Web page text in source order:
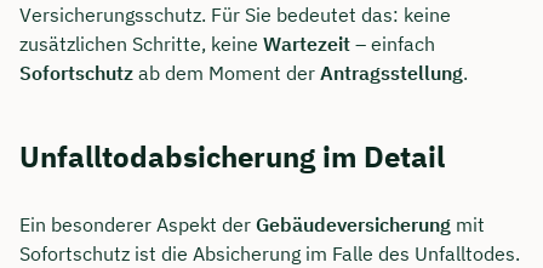
Versicherungsschutz. Für Sie bedeutet das: keine
zusätzlichen Schritte, keine Wartezeit – einfach
Sofortschutz ab dem Moment der Antragsstellung.
Unfalltodabsicherung im Detail
Ein besonderer Aspekt der Gebäudeversicherung mit
Sofortschutz ist die Absicherung im Falle des Unfalltodes.